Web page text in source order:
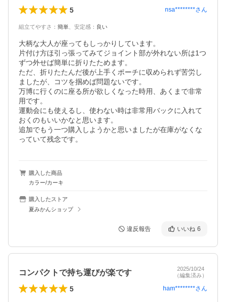
5 nsa********さん
組立てやすさ ： 簡単 安定感 ： 良い
大柄な大人が座ってもしっかりしています。
片付け方ほ引っ張ってみてジョイント部が外れない所は1つ
ずつ外せば簡単に折りたためます。
ただ、折りたたんだ後が上手くポーチに収められず苦労し
ましたが、コツを掴めば問題ないです。
万博に行くのに座る所が欲しくなった時用、あくまで非常
用です。
運動会にも使えるし、使わない時は非常用バックに入れて
おくのもいいかなと思います。
追加でもう一つ購入しようかと思いましたが在庫がなくな
っていて残念です。
購入した商品
カラー/カーキ
購入したストア
夏みかんショップ
違反報告 いいね 6
コンパクトで持ち運びが楽です
2025/10/24
（編集済み）
5 ham********さん